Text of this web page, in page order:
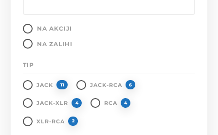
NA AKCIJI
NA ZALIHI
TIP
JACK 11 JACK-RCA 6
JACK-XLR 4 RCA 4
XLR-RCA 2